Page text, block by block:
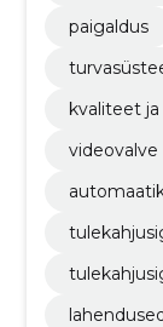
paigaldus
kvaliteet ja
videovalve